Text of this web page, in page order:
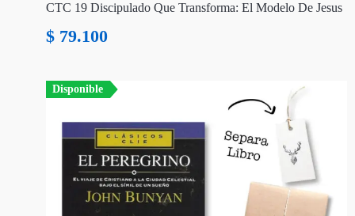
CTC 19 Discipulado Que Transforma: El Modelo De Jesus
$ 79.100
Disponible